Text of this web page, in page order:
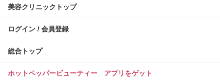
美容クリニックトップ
ログイン / 会員登録
総合トップ
ホットペッパービューティー アプリをゲット